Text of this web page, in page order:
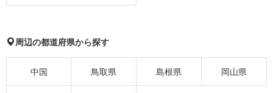
周辺の都道府県から探す
中国 鳥取県 島根県 岡山県